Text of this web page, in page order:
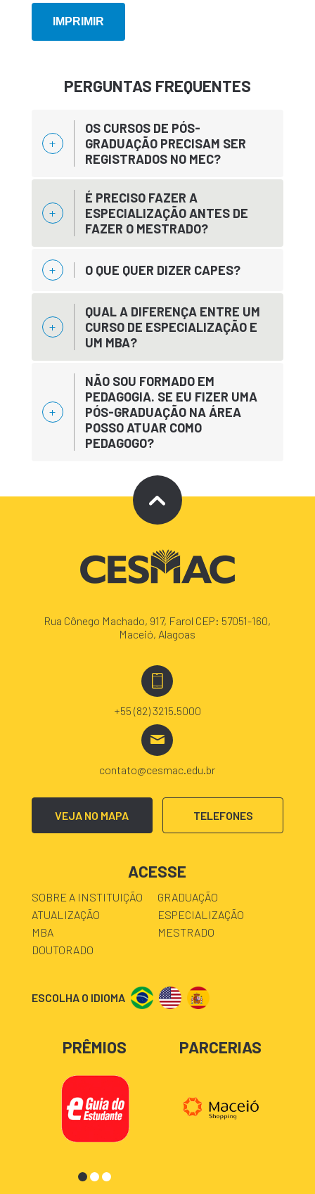
PERGUNTAS FREQUENTES
OS CURSOS DE PÓS-
GRADUAÇÃO PRECISAM SER
REGISTRADOS NO MEC?
É PRECISO FAZER A
ESPECIALIZAÇÃO ANTES DE
FAZER O MESTRADO?
O QUE QUER DIZER CAPES?
QUAL A DIFERENÇA ENTRE UM
CURSO DE ESPECIALIZAÇÃO E
UM MBA?
NÃO SOU FORMADO EM
PEDAGOGIA. SE EU FIZER UMA
PÓS-GRADUAÇÃO NA ÁREA
POSSO ATUAR COMO
PEDAGOGO?
Rua Cônego Machado, 917, Farol CEP: 57051-160,
Maceió, Alagoas
+55 (82) 3215.5000
contato@cesmac.edu.br
VEJA NO MAPA TELEFONES
ACESSE
SOBRE A INSTITUIÇÃO
GRADUAÇÃO
ATUALIZAÇÃO
ESPECIALIZAÇÃO
MBA
MESTRADO
DOUTORADO
ESCOLHA O IDIOMA
PRÊMIOS PARCERIAS